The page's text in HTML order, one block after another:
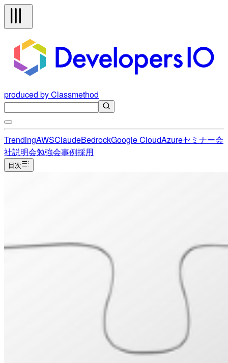
produced by Classmethod
TrendingAWSClaudeBedrockGoogle CloudAzureセミナー会
社説明会勉強会事例採用
目次